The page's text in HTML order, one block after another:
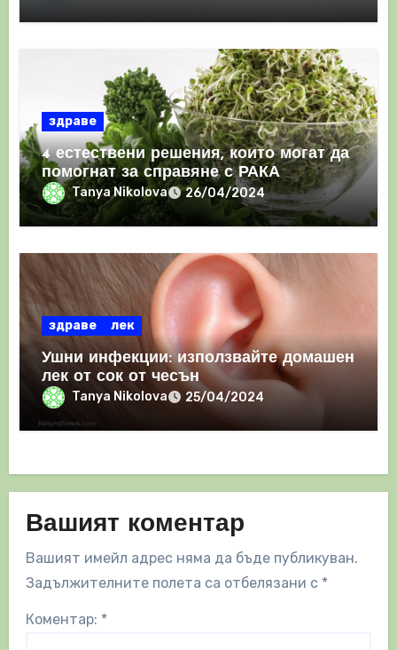
здраве
4 естествени решения, които могат да
помогнат за справяне с РАКА
Tanya Nikolova 26/04/2024
здраве лек
Ушни инфекции: използвайте домашен
лек от сок от чесън
Tanya Nikolova 25/04/2024
Вашият коментар
Вашият имейл адрес няма да бъде публикуван.
Задължителните полета са отбелязани с *
Коментар: *